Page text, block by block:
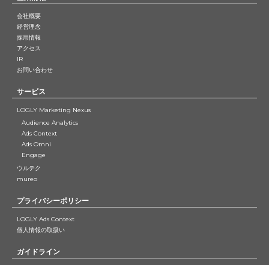
会社概要
経営理念
採用情報
アクセス
IR
お問い合わせ
サービス
LOGLY Marketing Nexus
Audience Analytics
Ads Context
Ads Omni
Engage
ウルテク
mureo
プライバシーポリシー
LOGLY Ads Context
個人情報の取扱い
ガイドライン